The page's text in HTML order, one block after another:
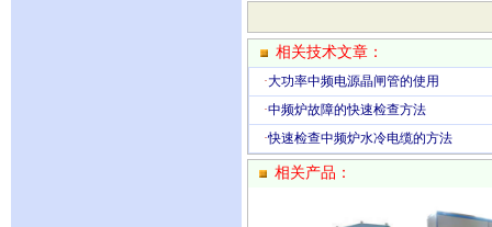
相关技术文章：
·大功率中频电源晶闸管的使用
·中频炉故障的快速检查方法
·快速检查中频炉水冷电缆的方法
相关产品：